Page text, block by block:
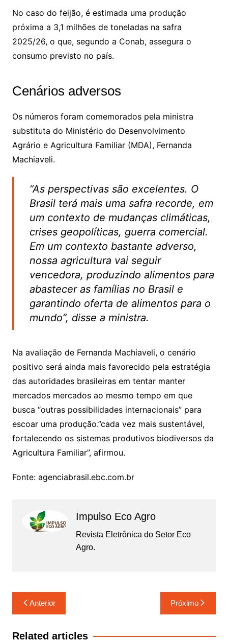
No caso do feijão, é estimada uma produção
próxima a 3,1 milhões de toneladas na safra
2025/26, o que, segundo a Conab, assegura o
consumo previsto no país.
Cenários adversos
Os números foram comemorados pela ministra
substituta do Ministério do Desenvolvimento
Agrário e Agricultura Familiar (MDA), Fernanda
Machiaveli.
“As perspectivas são excelentes. O
Brasil terá mais uma safra recorde, em
um contexto de mudanças climáticas,
crises geopolíticas, guerra comercial.
Em um contexto bastante adverso,
nossa agricultura vai seguir
vencedora, produzindo alimentos para
abastecer as famílias no Brasil e
garantindo oferta de alimentos para o
mundo”, disse a ministra.
Na avaliação de Fernanda Machiaveli, o cenário
positivo será ainda mais favorecido pela estratégia
das autoridades brasileiras em tentar manter
mercados mercados ao mesmo tempo em que
busca “outras possibilidades internacionais” para
escoar uma produção.”cada vez mais sustentável,
fortalecendo os sistemas produtivos biodiversos da
Agricultura Familiar”, afirmou.
Fonte: agenciabrasil.ebc.com.br
Impulso Eco Agro
Revista Eletrônica do Setor Eco
Agro.
Navegação
de
Post
Anterior Próximo
Related articles